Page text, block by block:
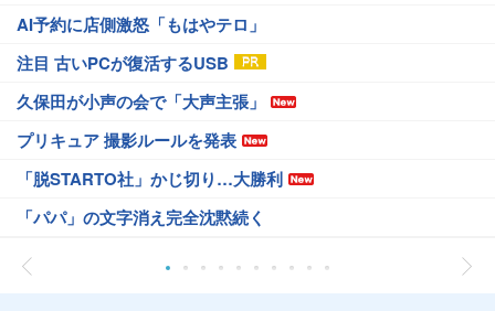
AI予約に店側激怒「もはやテロ」
注目 古いPCが復活するUSB
久保田が小声の会で「大声主張」
プリキュア 撮影ルールを発表
「脱STARTO社」かじ切り…大勝利
「パパ」の文字消え完全沈黙続く